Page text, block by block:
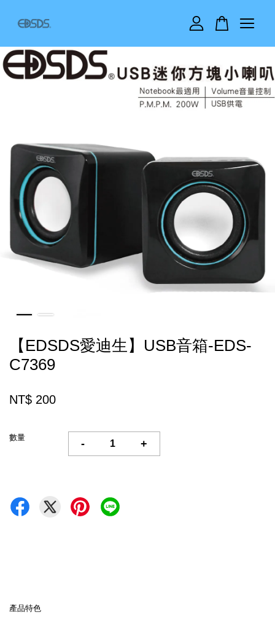
【EDSDS愛迪生】USB音箱-EDS-
C7369
NT$ 200
數量
- +
產品特色
您的購物車目前還是空的。
繼續購物